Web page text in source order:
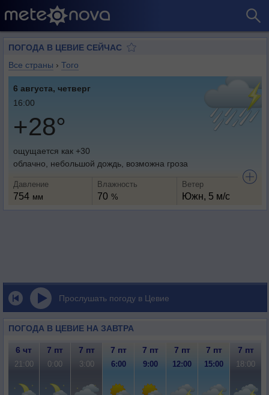
ПОГОДА В ЦЕВИЕ СЕЙЧАС
Все страны › Того
6 августа, четверг
16:00
+28°
ощущается как +30
облачно, небольшой дождь, возможна гроза
Давление
754 мм
Влажность
70 %
Ветер
Южн, 5 м/с
Прослушать погоду в Цевие
ПОГОДА В ЦЕВИЕ НА ЗАВТРА
6 чт 7 пт 7 пт 7 пт 7 пт 7 пт 7 пт 7 пт
21:00 0:00 3:00 6:00 9:00 12:00 15:00 18:00